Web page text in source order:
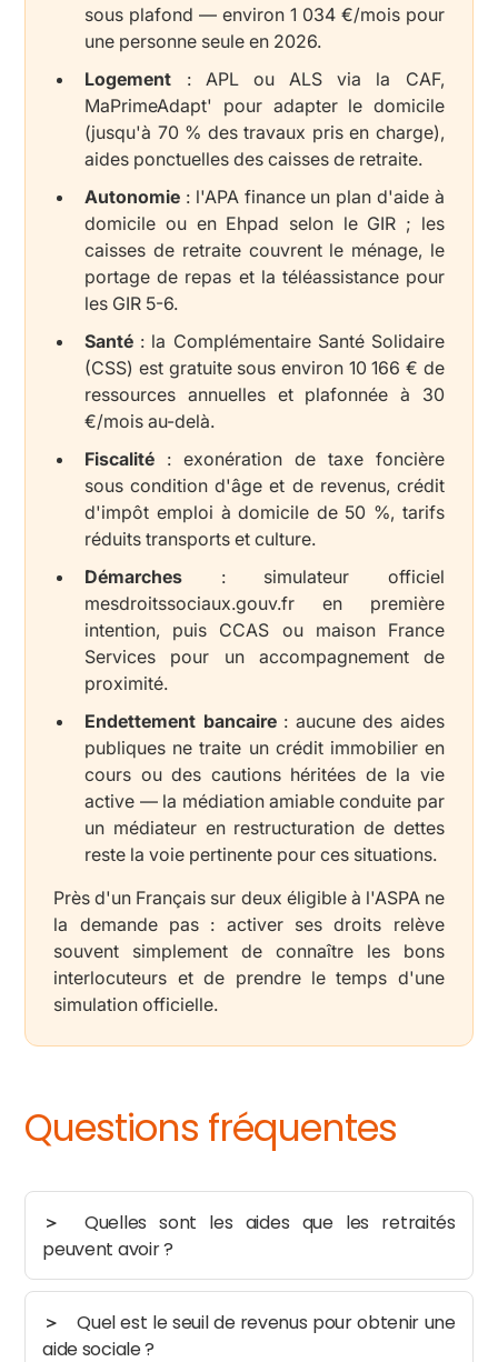
sous plafond — environ 1 034 €/mois pour
une personne seule en 2026.
Logement : APL ou ALS via la CAF,
MaPrimeAdapt' pour adapter le domicile
(jusqu'à 70 % des travaux pris en charge),
aides ponctuelles des caisses de retraite.
Autonomie : l'APA finance un plan d'aide à
domicile ou en Ehpad selon le GIR ; les
caisses de retraite couvrent le ménage, le
portage de repas et la téléassistance pour
les GIR 5-6.
Santé : la Complémentaire Santé Solidaire
(CSS) est gratuite sous environ 10 166 € de
ressources annuelles et plafonnée à 30
€/mois au-delà.
Fiscalité : exonération de taxe foncière
sous condition d'âge et de revenus, crédit
d'impôt emploi à domicile de 50 %, tarifs
réduits transports et culture.
Démarches : simulateur officiel
mesdroitssociaux.gouv.fr en première
intention, puis CCAS ou maison France
Services pour un accompagnement de
proximité.
Endettement bancaire: aucune des aides
publiques ne traite un crédit immobilier en
cours ou des cautions héritées de la vie
active — la médiation amiable conduite par
un médiateur en restructuration de dettes
reste la voie pertinente pour ces situations.
Près d'un Français sur deux éligible à l'ASPA ne
la demande pas : activer ses droits relève
souvent simplement de connaître les bons
interlocuteurs et de prendre le temps d'une
simulation officielle.
Questions fréquentes
Quelles sont les aides que les retraités
peuvent avoir ?
Quel est le seuil de revenus pour obtenir une
aide sociale ?